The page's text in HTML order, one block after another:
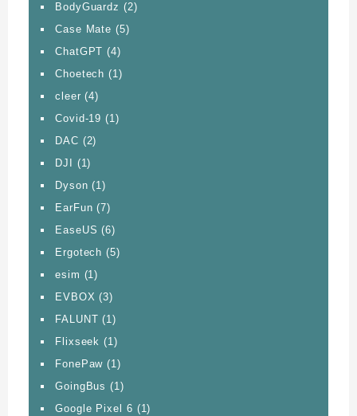
BodyGuardz (2)
Case Mate (5)
ChatGPT (4)
Choetech (1)
cleer (4)
Covid-19 (1)
DAC (2)
DJI
(1)
Dyson (1)
EarFun (7)
EaseUS (6)
Ergotech (5)
esim (1)
EVBOX (3)
FALUNT (1)
Flixseek (1)
FonePaw (1)
GoingBus (1)
Google Pixel 6 (1)